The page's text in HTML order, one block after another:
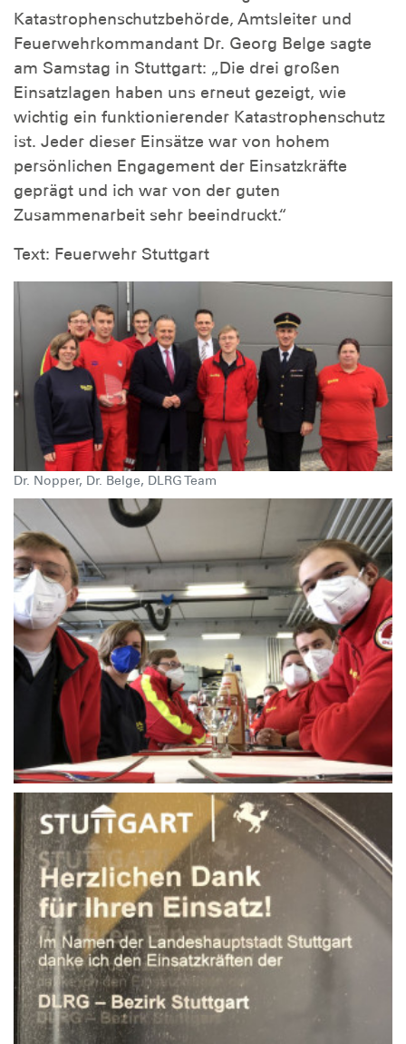
Dr. Nopper, Dr. Belge, DLRG Team
Katastrophenschutzbehörde, Amtsleiter und
Feuerwehrkommandant Dr. Georg Belge sagte
am Samstag in Stuttgart: „Die drei großen
Einsatzlagen haben uns erneut gezeigt, wie
wichtig ein funktionierender Katastrophenschutz
ist. Jeder dieser Einsätze war von hohem
persönlichen Engagement der Einsatzkräfte
geprägt und ich war von der guten
Zusammenarbeit sehr beeindruckt.“
Text: Feuerwehr Stuttgart